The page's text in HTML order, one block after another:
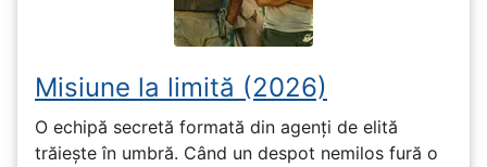
Misiune la limită (2026)
O echipă secretă formată din agenți de elită
trăiește în umbră. Când un despot nemilos fură o